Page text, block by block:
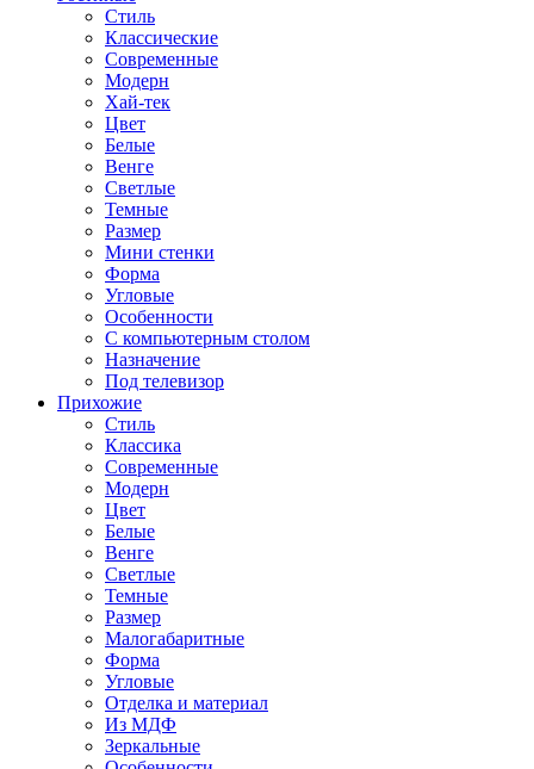
Стиль
Классические
Современные
Модерн
Хай-тек
Цвет
Белые
Венге
Светлые
Темные
Размер
Мини стенки
Форма
Угловые
Особенности
С компьютерным столом
Назначение
Под телевизор
Прихожие
Стиль
Классика
Современные
Модерн
Цвет
Белые
Венге
Светлые
Темные
Размер
Малогабаритные
Форма
Угловые
Отделка и материал
Из МДФ
Зеркальные